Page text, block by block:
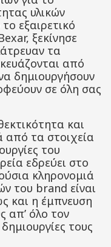
υλικών
εξαιρετικό
ξεκίνησε
τα
από
δημιουργήσουν
σε όλη σας
και
από τα στοιχεία
του
εδρεύει στο
κληρονομιά
του brand είναι
και η έμπνευση
απ’ όλο τον
τους